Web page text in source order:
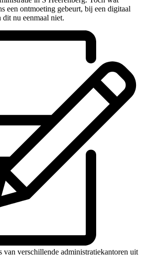
een ontmoeting gebeurt, bij een digitaal
nu eenmaal niet.
van verschillende administratiekantoren uit